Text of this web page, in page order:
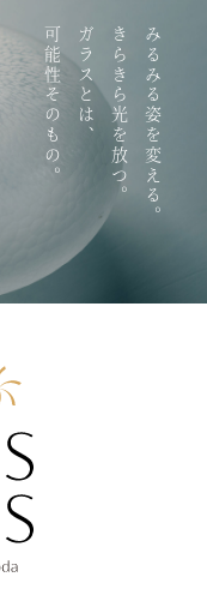
みるみる姿を変える。
きらきら光を放つ。
ガラスとは、
可能性そのもの。